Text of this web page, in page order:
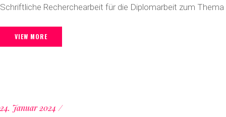
Schriftliche Recherchearbeit für die Diplomarbeit zum
VIEW MORE
24. Januar 2024